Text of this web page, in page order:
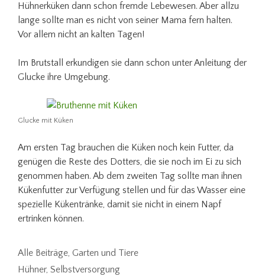
Hühnerküken dann schon fremde Lebewesen. Aber allzu
lange sollte man es nicht von seiner Mama fern halten.
Vor allem nicht an kalten Tagen!
Im Brutstall erkundigen sie dann schon unter Anleitung der
Glucke ihre Umgebung.
Glucke mit Küken
Am ersten Tag brauchen die Küken noch kein Futter, da
genügen die Reste des Dotters, die sie noch im Ei zu sich
genommen haben. Ab dem zweiten Tag sollte man ihnen
Kükenfutter zur Verfügung stellen und für das Wasser eine
spezielle Kükentränke, damit sie nicht in einem Napf
ertrinken können.
Kategorien
Alle Beiträge, Garten und Tiere
Schlagwörter
Hühner, Selbstversorgung